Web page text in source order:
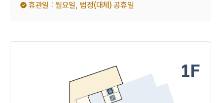
휴관일 : 월요일, 법정(대체) 공휴일​
1F